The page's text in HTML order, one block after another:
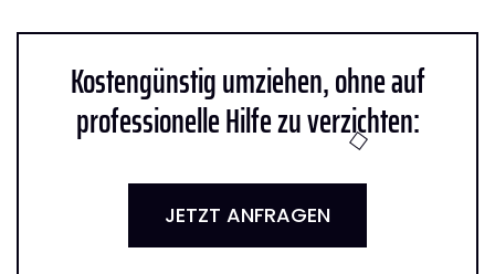
Kostengünstig umziehen, ohne auf
professionelle Hilfe zu verzichten:
JETZT ANFRAGEN